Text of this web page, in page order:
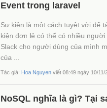
Event trong laravel
Sự kiện là một cách tuyệt vời để
kiện đơn lẻ có thể có nhiều
Slack cho người dùng của mình
của ...
Tác giả: Hoa Nguyen viết 08:49 ngày 10/11/
NoSQL nghĩa là gì? Tại